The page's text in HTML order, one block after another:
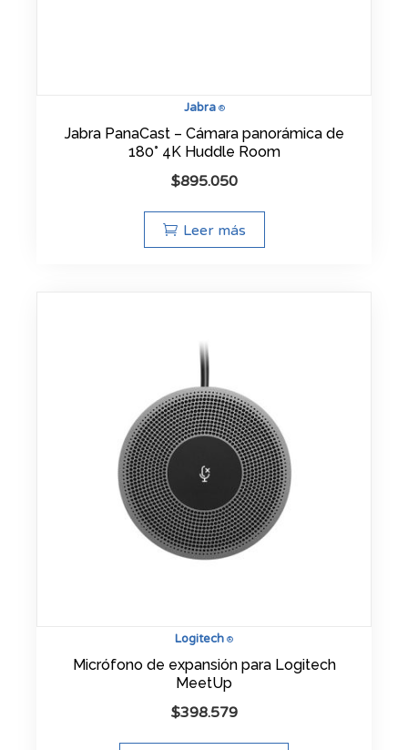
Jabra®
Jabra PanaCast – Cámara panorámica de
180° 4K Huddle Room
$895.050
Leer más
Logitech ®
Micrófono de expansión para Logitech
MeetUp
$398.579